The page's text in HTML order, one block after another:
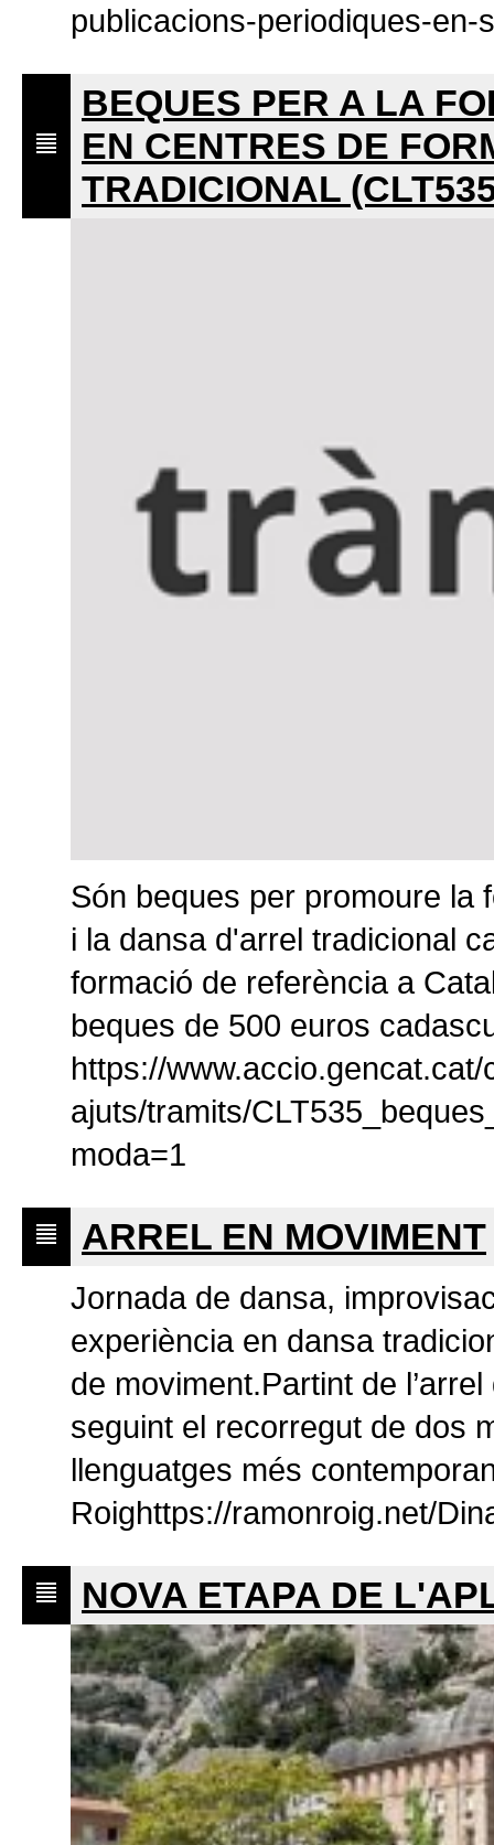
publicacions-periodiques-
BEQUES PER A LA
EN CENTRES DE
TRADICIONAL
Són beques per promoure la
i la dansa d'arrel tradicional
formació de referència a
beques de 500 euros
https://
ajuts/tramits/
moda=1
ARREL EN MOVIMENT
Jornada de dansa,
experiència en dansa
de moviment.Partint de
seguint el recorregut de dos
llenguatges més
Roighttps://ramonroig.net/
NOVA ETAPA DE